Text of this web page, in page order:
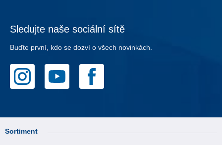
Sledujte naše sociální sítě
Buďte první, kdo se dozví o všech novinkách.
Sortiment